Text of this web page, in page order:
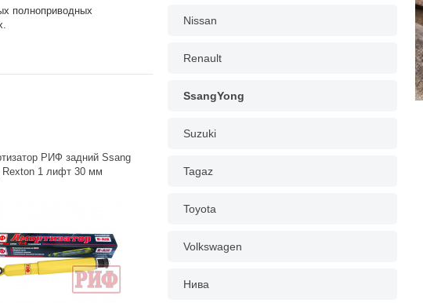
полноприводных
РИФ задний Ssang
Rexton 1 лифт 30 мм
Nissan
Renault
SsangYong
Suzuki
Tagaz
Toyota
Volkswagen
Нива